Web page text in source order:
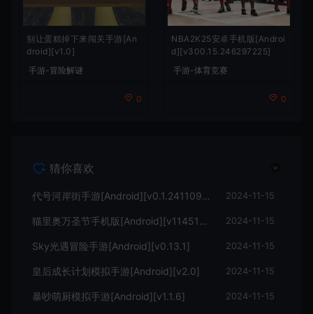
别让蛋糕掉下来闯关手游[An
droid][v1.0]
手游-冒险解谜
0
NBA2K25安卓手机版[Androi
d][v300.15.246297225]
手游-体育竞赛
0
猜你喜欢
代号河岸街手游[Android][v0.1.24110901] 2024-11-15
猫里奥万圣节手机版[Android][v114514.1919810] 2024-11-15
Sky光遇冒险手游[Android][v0.13.1] 2024-11-15
皇后成长计划模拟手游[Android][v2.0] 2024-11-15
暴吵萌厨模拟手游[Android][v1.1.6] 2024-11-15